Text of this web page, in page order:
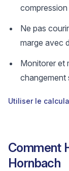
compression
Ne pas
marge avec
Monitorer et
changement
Utiliser le
Comment
Hornbach